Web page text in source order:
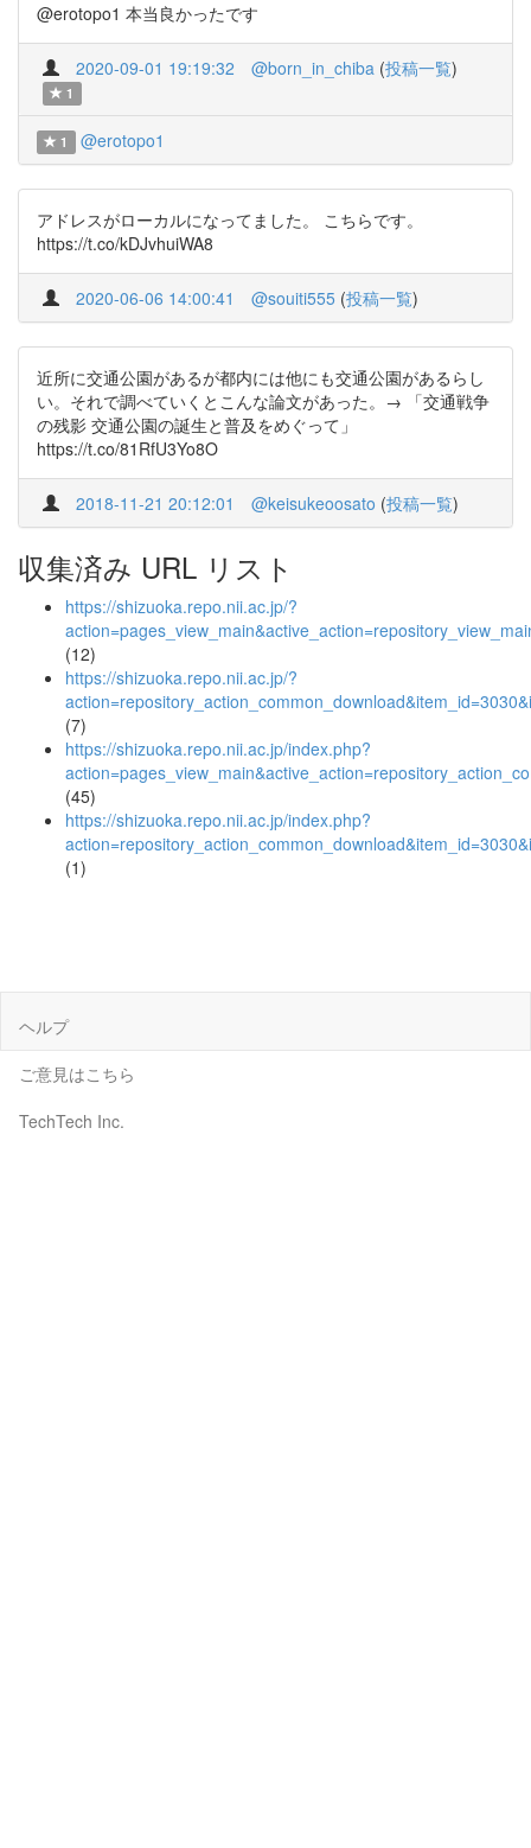
@erotopo1 本当良かったです
2020-09-01 19:19:32 @born_in_chiba (投稿一覧)
1
1 @erotopo1
アドレスがローカルになってました。 こちらです。
https://t.co/kDJvhuiWA8
2020-06-06 14:00:41 @souiti555 (投稿一覧)
近所に交通公園があるが都内には他にも交通公園があるらし
い。それで調べていくとこんな論文があった。→ 「交通戦争
の残影 交通公園の誕生と普及をめぐって」
https://t.co/81RfU3Yo8O
2018-11-21 20:12:01 @keisukeoosato (投稿一覧)
収集済み URL リスト
https://shizuoka.repo.nii.ac.jp/?
(12)
https://shizuoka.repo.nii.ac.jp/?
(7)
https://shizuoka.repo.nii.ac.jp/index.php?
(45)
https://shizuoka.repo.nii.ac.jp/index.php?
(1)
ヘルプ
ご意見はこちら
TechTech Inc.